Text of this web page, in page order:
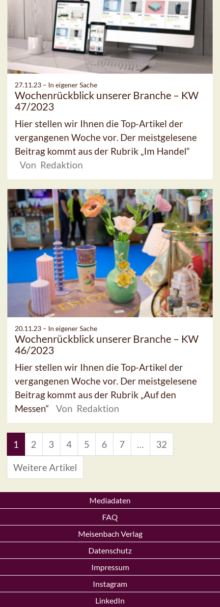
27.11.23 – In eigener Sache
Wochenrückblick unserer Branche – KW
47/2023
Hier stellen wir Ihnen die Top-Artikel der
vergangenen Woche vor. Der meistgelesene
Beitrag kommt aus der Rubrik „Im Handel“
Von Redaktion
20.11.23 – In eigener Sache
Wochenrückblick unserer Branche – KW
46/2023
Hier stellen wir Ihnen die Top-Artikel der
vergangenen Woche vor. Der meistgelesene
Beitrag kommt aus der Rubrik „Auf den
Messen“
Von Redaktion
1 2 3 4 5 6 7 … 32
Weitere Artikel
Mediadaten
FAQ
Meisenbach Verlag
Datenschutz
Impressum
Instagram
LinkedIn